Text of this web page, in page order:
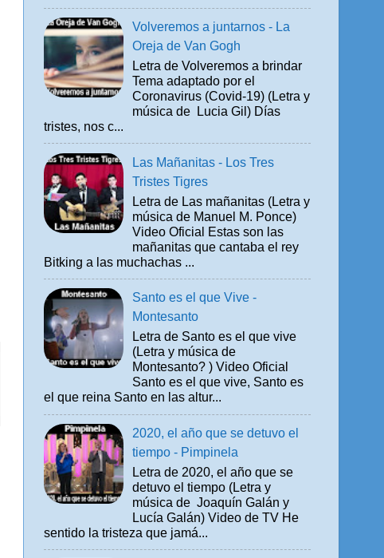
Volveremos a juntarnos - La
Oreja de Van Gogh
Letra de Volveremos a brindar
Tema adaptado por el
Coronavirus (Covid-19) (Letra y
música de Lucia Gil) Días
tristes, nos c...
Las Mañanitas - Los Tres
Tristes Tigres
Letra de Las mañanitas (Letra y
música de Manuel M. Ponce)
Video Oficial Estas son las
mañanitas que cantaba el rey
Bitking a las muchachas ...
Santo es el que Vive -
Montesanto
Letra de Santo es el que vive
(Letra y música de
Montesanto? ) Video Oficial
Santo es el que vive, Santo es
el que reina Santo en las altur...
2020, el año que se detuvo el
tiempo - Pimpinela
Letra de 2020, el año que se
detuvo el tiempo (Letra y
música de Joaquín Galán y
Lucía Galán) Video de TV He
sentido la tristeza que jamá...